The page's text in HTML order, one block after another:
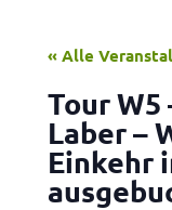
« Alle
Tour
Laber –
Einkehr